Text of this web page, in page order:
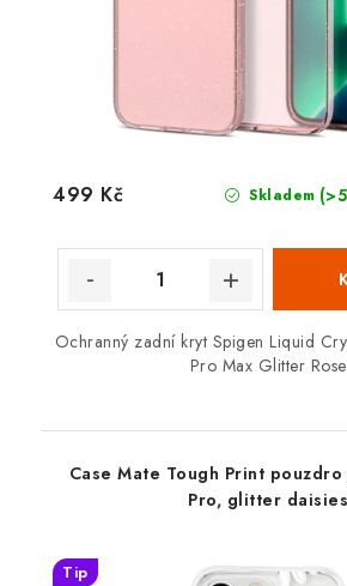
Skladem
499 Kč
Ochranný zadní kryt Spigen Liquid
Pro Max Glitter Rose
Case Mate Tough Print
Pro, glitter daisies
Tip